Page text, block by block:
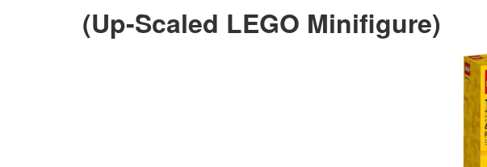
(Up-Scaled LEGO Minifigure)